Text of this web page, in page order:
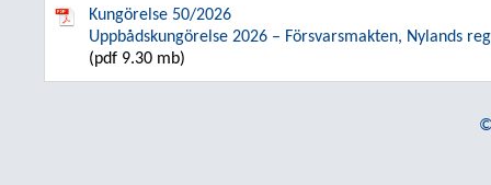
Kungörelse 50/2026
Uppbådskungörelse 2026 – Försvarsmakten, Nylands
(pdf 9.30 mb)